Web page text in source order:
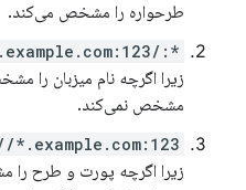
طرحواره را مشخص می‌کند.
*:/www.example.com:123/*
زیرا اگرچه نام میزبان را
مشخص نمی‌کند.
*
زیرا اگرچه پورت و طرح را